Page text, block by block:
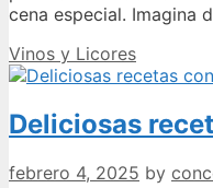
cena especial. Imagina
Categories
Vinos y Licores
Deliciosas
febrero 4, 2025 by